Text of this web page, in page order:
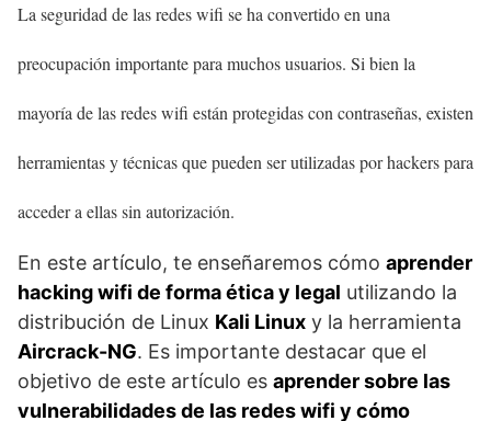
La seguridad de las redes wifi se ha convertido en una
preocupación importante para muchos usuarios. Si bien la
mayoría de las redes wifi están protegidas con contraseñas, existen
herramientas y técnicas que pueden ser utilizadas por hackers para
acceder a ellas sin autorización.
En este artículo, te enseñaremos cómo aprender
hacking wifi de forma ética y legal utilizando la
distribución de Linux Kali Linux y la herramienta
Aircrack-NG. Es importante destacar que el
objetivo de este artículo es aprender sobre las
vulnerabilidades de las redes wifi y cómo